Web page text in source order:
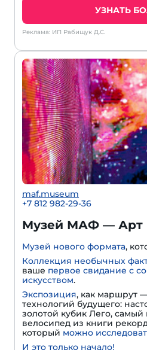
УЗНАТЬ
Реклама: ИП Рабищук Д.С.
maf.museum
+7 812 982-29-36
Музей МАФ — Арт
Музей нового формата,
Коллекция необычных
ваше первое свидание с
искусством.
Экспозиция, как маршрут
технологий будущего:
золотой кубик Лего,
велосипед из книги
который можно
И это только начало!